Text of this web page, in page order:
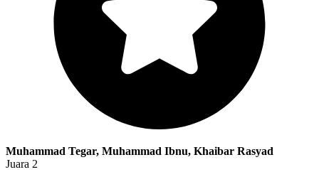
Muhammad Tegar, Muhammad Ibnu, Khaibar Rasyad
Juara 2